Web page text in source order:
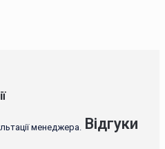
менеджера. Відгуки